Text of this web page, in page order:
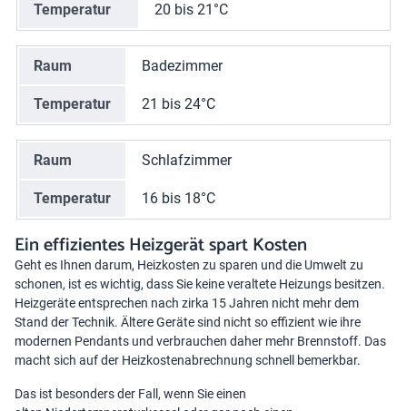
Temperatur 20 bis 21°C
Raum Badezimmer
Temperatur 21 bis 24°C
Raum Schlafzimmer
Temperatur 16 bis 18°C
Ein effizientes Heizgerät spart Kosten
Geht es Ihnen darum, Heizkosten zu sparen und die Umwelt zu
schonen, ist es wichtig, dass Sie keine veraltete Heizungs besitzen.
Heizgeräte entsprechen nach zirka 15 Jahren nicht mehr dem
Stand der Technik. Ältere Geräte sind nicht so effizient wie ihre
modernen Pendants und verbrauchen daher mehr Brennstoff. Das
macht sich auf der Heizkostenabrechnung schnell bemerkbar.
Das ist besonders der Fall, wenn Sie einen